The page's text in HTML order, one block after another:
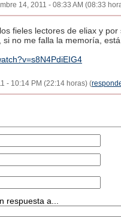
14, 2011 - 08:33 AM (08:33
fieles lectores de eliax y
no me falla la memoría,
- 10:14 PM (22:14 horas) (
respuesta a...